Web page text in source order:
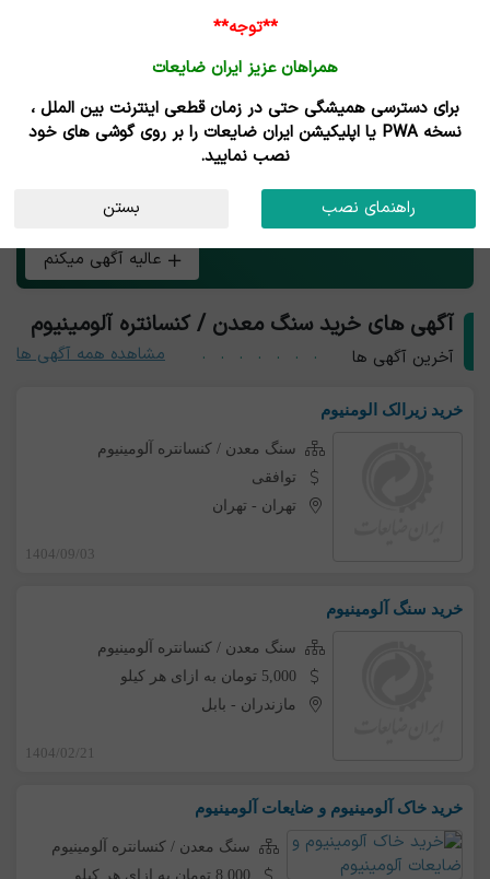
خرید و فروش سنگ معدن/ کنسانتره آلومینیوم
هر چی بار سنگ معدن / کنسانتره آلومینیوم داری همین الان
رایگان آگهی کن و طعم تجارت آنلاین رو بچش!
عالیه آگهی میکنم
آگهی های خرید سنگ معدن / کنسانتره آلومینیوم
آخرین آگهی ها مشاهده همه آگهی ها
خرید زیرالک الومنیوم
سنگ معدن / کنسانتره آلومینیوم
توافقی
تهران - تهران
1404/09/03
خرید سنگ آلومینیوم
سنگ معدن / کنسانتره آلومینیوم
5,000 تومان به ازای هر کیلو
مازندران - بابل
1404/02/21
خرید خاک آلومینیوم و ضایعات آلومینیوم
سنگ معدن / کنسانتره آلومینیوم
8,000 تومان به ازای هر کیلو
**توجه**
همراهان عزیز ایران ضایعات
برای دسترسی همیشگی حتی در زمان قطعی اینترنت بین الملل ،
نسخه PWA یا اپلیکیشن ایران ضایعات را بر روی گوشی های خود
نصب نمایید.
راهنمای نصب بستن